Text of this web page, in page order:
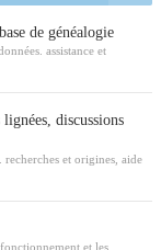
de généalogie
assistance et
discussions
recherches et origines, aide
et les